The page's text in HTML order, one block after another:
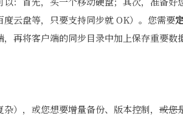
云盘等，只要支持同步就 OK）。您需要
再将客户端的同步目录中加上保存重要数
），或您想要增量备份、版本控制， 或您